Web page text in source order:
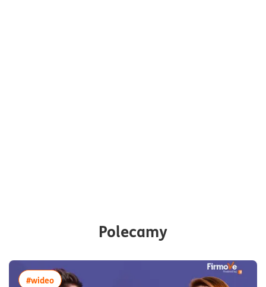
Polecamy
#wideowięcej artykułów z tagiem:#wideo